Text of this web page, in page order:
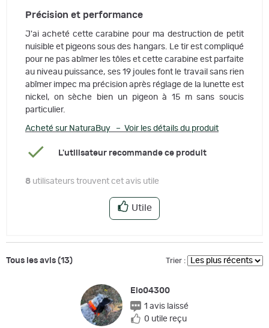
Précision et performance
J'ai acheté cette carabine pour ma destruction de petit
nuisible et pigeons sous des hangars. Le tir est compliqué
pour ne pas abîmer les tôles et cette carabine est parfaite
au niveau puissance, ses 19 joules font le travail sans rien
abîmer impec ma précision après réglage de la lunette est
nickel, on sèche bien un pigeon à 15 m sans soucis
particulier.
Acheté sur NaturaBuy – Voir les détails du produit
L'utilisateur recommande ce produit
8 utilisateurs trouvent cet avis utile
Utile
Tous les avis (13) Trier :
Elo04300
1 avis laissé
0 utile reçu